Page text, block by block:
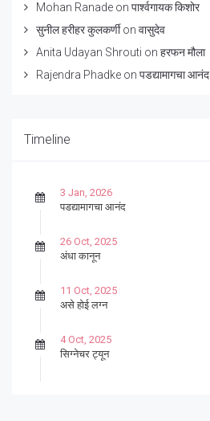
Mohan Ranade on पार्श्वगायक किशोर
सुनील हरीहर कुलकर्णीon वासुदेव
Anita Udayan Shrouti on हरफन मौला
Rajendra Phadke on पडद्यामागचा आनंद
Timeline
3 Jan, 2026
पडद्यामागचा आनंद
26 Oct, 2025
अंधा कानून
11 Oct, 2025
असे होई लग्न
4 Oct, 2025
सिग्नेचर ट्यून